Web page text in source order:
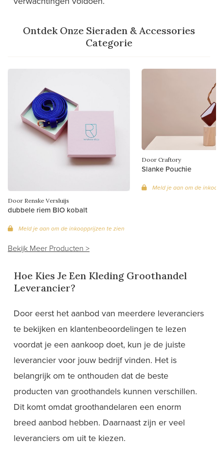
Ontdek Onze Sieraden & Accessories
Categorie
Door Renske Versluijs
dubbele riem BIO kobalt
Meld je aan om de inkoopprijzen te zien
Door Craftory
Slanke Pouchie
Meld je aan om de
Bekijk Meer Producten >
Hoe Kies Je Een Kleding Groothandel
Leverancier?
Door eerst het aanbod van meerdere leveranciers
te bekijken en klantenbeoordelingen te lezen
voordat je een aankoop doet, kun je de juiste
leverancier voor jouw bedrijf vinden. Het is
belangrijk om te onthouden dat de beste
producten van groothandels kunnen verschillen.
Dit komt omdat groothandelaren een enorm
breed aanbod hebben. Daarnaast zijn er veel
leveranciers om uit te kiezen.